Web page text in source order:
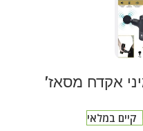
קיים במלאי